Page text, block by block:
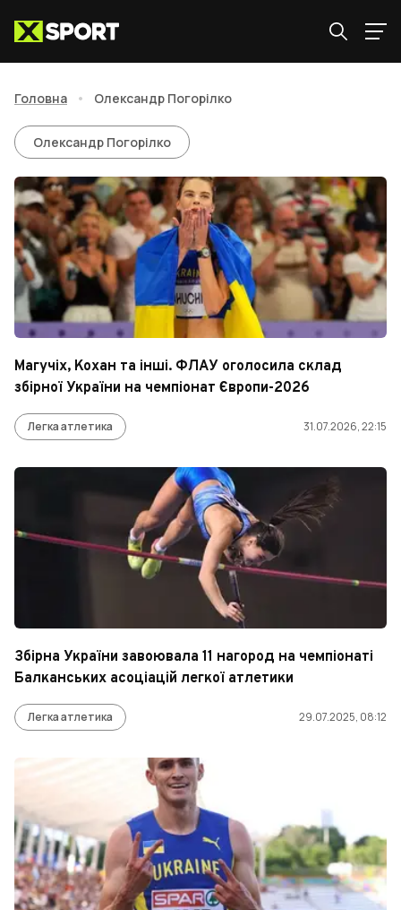
Головна • Олександр Погорілко
Олександр Погорілко
Олександр Погорілко
Магучіх, Кохан та інші. ФЛАУ оголосила склад
збірної України на чемпіонат Європи-2026
Легка атлетика 31.07.2026, 22:15
Збірна України завоювала 11 нагород на чемпіонаті
Балканських асоціацій легкої атлетики
Легка атлетика 29.07.2025, 08:12